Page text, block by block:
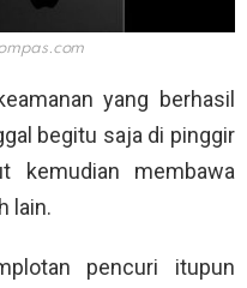
yang berhasil
begitu saja di pinggir
kemudian membawa
lain.
pencuri itupun